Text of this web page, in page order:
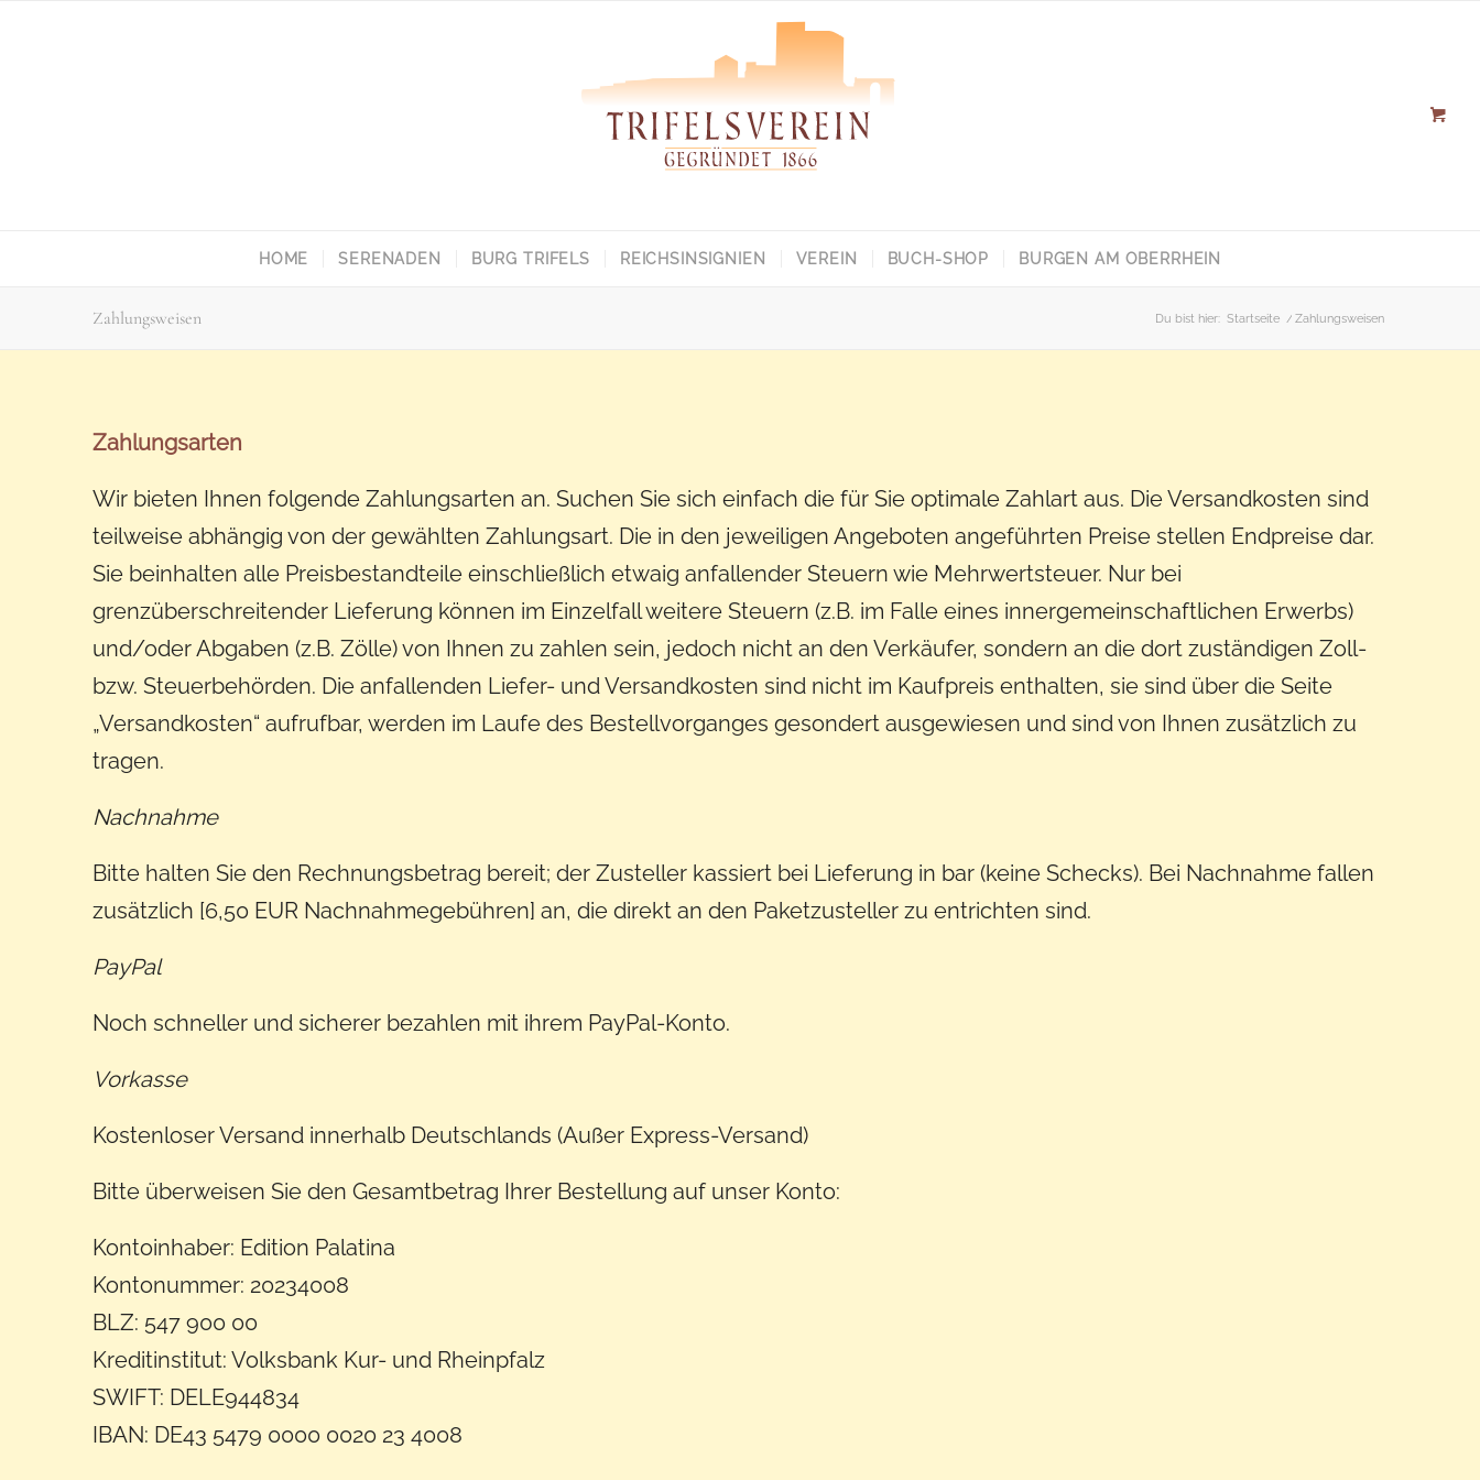
HOME SERENADEN BURG TRIFELS REICHSINSIGNIEN VEREIN BUCH-SHOP BURGEN AM OBERRHEIN
Zahlungsweisen Du bist hier: Startseite / Zahlungsweisen
Zahlungsarten
Wir bieten Ihnen folgende Zahlungsarten an. Suchen Sie sich einfach die für Sie optimale Zahlart aus. Die Versandkosten sind
teilweise abhängig von der gewählten Zahlungsart. Die in den jeweiligen Angeboten angeführten Preise stellen Endpreise dar.
Sie beinhalten alle Preisbestandteile einschließlich etwaig anfallender Steuern wie Mehrwertsteuer. Nur bei
grenzüberschreitender Lieferung können im Einzelfall weitere Steuern (z.B. im Falle eines innergemeinschaftlichen Erwerbs)
und/oder Abgaben (z.B. Zölle) von Ihnen zu zahlen sein, jedoch nicht an den Verkäufer, sondern an die dort zuständigen Zoll-
bzw. Steuerbehörden. Die anfallenden Liefer- und Versandkosten sind nicht im Kaufpreis enthalten, sie sind über die Seite
„Versandkosten“ aufrufbar, werden im Laufe des Bestellvorganges gesondert ausgewiesen und sind von Ihnen zusätzlich zu
tragen.
Nachnahme
Bitte halten Sie den Rechnungsbetrag bereit; der Zusteller kassiert bei Lieferung in bar (keine Schecks). Bei Nachnahme fallen
zusätzlich [6,50 EUR Nachnahmegebühren] an, die direkt an den Paketzusteller zu entrichten sind.
PayPal
Noch schneller und sicherer bezahlen mit ihrem PayPal-Konto.
Vorkasse
Kostenloser Versand innerhalb Deutschlands (Außer Express-Versand)
Bitte überweisen Sie den Gesamtbetrag Ihrer Bestellung auf unser Konto:
Kontoinhaber: Edition Palatina
Kontonummer: 20234008
BLZ: 547 900 00
Kreditinstitut: Volksbank Kur- und Rheinpfalz
SWIFT: DELE944834
IBAN: DE43 5479 0000 0020 23 4008